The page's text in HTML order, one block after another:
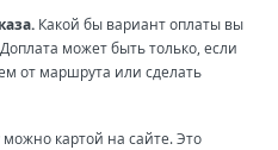
Какой бы вариант оплаты вы
может быть только, если
от маршрута или сделать
можно картой на сайте. Это